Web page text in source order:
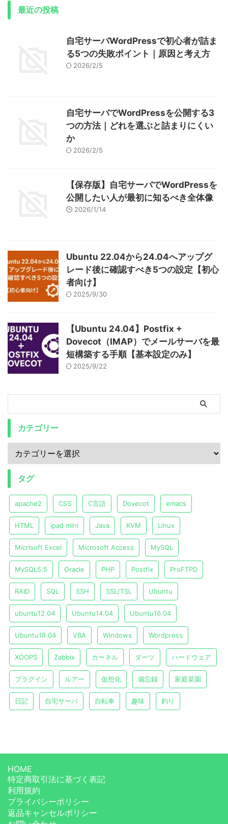
最近の投稿
自宅サーバWordPressで初心者が詰ま
る5つの失敗ポイント｜原因と考え方
2026/2/5
自宅サーバでWordPressを公開する3
つの方法｜どれを選ぶと詰まりにくい
か
2026/2/5
【保存版】自宅サーバでWordPressを
公開したい人が最初に知るべき全体像
2026/1/14
Ubuntu 22.04から24.04へアップグ
レード後に確認すべき5つの設定【初心
者向け】
2025/9/30
【Ubuntu 24.04】Postfix +
Dovecot（IMAP）でメールサーバを最
短構築する手順【基本設定のみ】
2025/9/22
カテゴリー
タグ
apache2 CSS C言語 Dovecot emacs
HTML ipad mini Java KVM Linux
Micrlsoft Excel Microsoft Access MySQL
MySQL5.5 Oracle PHP Postfix ProFTPD
RAID SQL SSH SSL/TSL Ubuntu
ubuntu12.04 Ubuntu14.04 Ubuntu16.04
Ubuntu18.04 VBA Windows Wordpress
XOOPS Zabbix カーネル ダーツ ハードウェア
プラグイン ルアー 仮想化 備忘録 家庭菜園
日記 自宅サーバ 自転車 趣味 釣り
HOME
特定商取引法に基づく表記
利用規約
プライバシーポリシー
返品キャンセルポリシー